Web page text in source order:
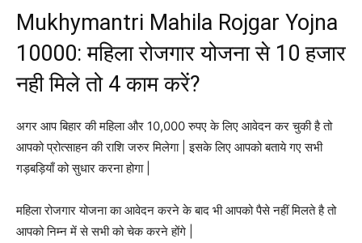
Mukhymantri Mahila Rojgar Yojna
10000: महिला रोजगार योजना से 10 हजार
नही मिले तो 4 काम करें?
अगर आप बिहार की महिला और 10,000 रुपए के लिए आवेदन कर चुकी है तो
आपको प्रोत्साहन की राशि जरुर मिलेगा | इसके लिए आपको बताये गए सभी
गड़बड़ियाँ को सुधार करना होगा |
महिला रोजगार योजना का आवेदन करने के बाद भी आपको पैसे नहीं मिलते है तो
आपको निम्न में से सभी को चेक करने होंगे |